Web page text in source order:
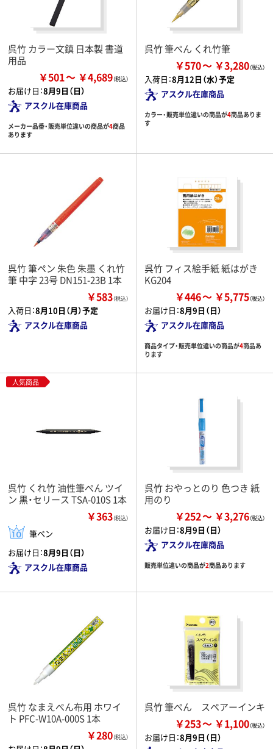
呉竹 カラー文鎮 日本製 書道
用品
￥501 ￥4,689
お届け日：8月9日（日）
アスクル在庫商品
メーカー品番・販売単位違いの商品が4商品
あります
呉竹 筆ぺん くれ竹筆
￥570 ￥3,280
入荷日：8月12日（水）予定
アスクル在庫商品
カラー・販売単位違いの商品が4商品ありま
す
呉竹 筆ペン 朱色 朱墨 くれ竹
筆 中字 23号 DN151-23B 1本
￥583（税込）
入荷日：8月10日（月）予定
アスクル在庫商品
呉竹 フィス絵手紙 紙はがき
KG204
￥446 ￥5,775
お届け日：8月9日（日）
アスクル在庫商品
商品タイプ・販売単位違いの商品が4商品あ
ります
人気商品
呉竹 くれ竹 油性筆ぺん ツイ
ン 黒・セリース TSA-010S 1本
￥363（税込）
筆ペン
お届け日：8月9日（日）
アスクル在庫商品
呉竹 おやっとのり 色つき 紙
用のり
￥252 ￥3,276
お届け日：8月9日（日）
アスクル在庫商品
販売単位違いの商品が2商品あります
呉竹 なまえぺん布用 ホワイ
ト PFC-W10A-000S 1本
￥280（税込）
呉竹 筆ぺん スペアーインキ
￥253 ￥1,100
お届け日：8月9日（日）